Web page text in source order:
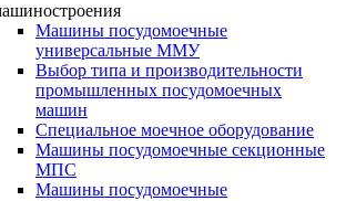
Машины посудомоечные
универсальные ММУ
Выбор типа и производительности
промышленных посудомоечных
машин
Специальное моечное оборудование
Машины посудомоечные секционные
МПС
Машины посудомоечные